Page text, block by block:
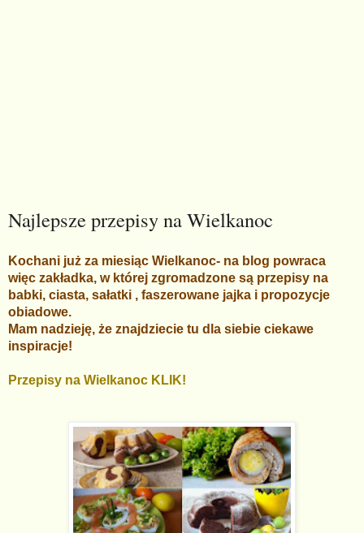
Najlepsze przepisy na Wielkanoc
Kochani już za miesiąc Wielkanoc- na blog powraca
więc zakładka, w której zgromadzone są przepisy na
babki, ciasta, sałatki , faszerowane jajka i propozycje
obiadowe.
Mam nadzieję, że znajdziecie tu dla siebie ciekawe
inspiracje!
Przepisy na Wielkanoc KLIK!